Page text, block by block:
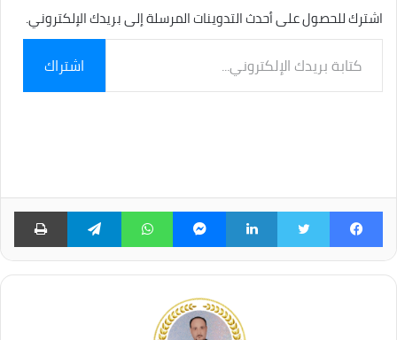
اشترك للحصول على أحدث التدوينات المرسلة إلى بريدك الإلكتروني.
بريدك
الإلكتروني...
اشتراك
فيسبوك لينكدإن ماسنجر واتساب تيلقرام